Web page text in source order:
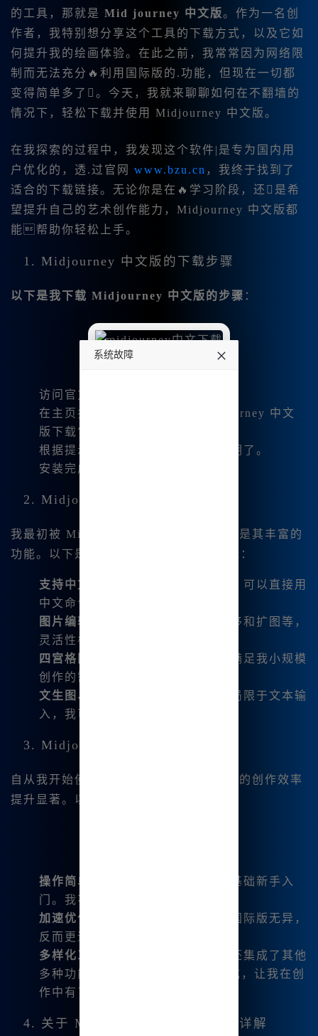
的工具，那就是 Mid journey 中文版。作为一名创
作者，我特别想分享这个工具的下载方式，以及它如
何提升我的绘画体验。在此之前，我常常因为网络限
制而无法充分🔥利用国际版的.功能，但现在一切都
变得简单多了。今天，我就来聊聊如何在不翻墙的
情况下，轻松下载并使用 Midjourney 中文版。
在我探索的过程中，我发现这个软件|是专为国内用
户优化的，透.过官网 www.bzu.cn ，我终于找到了
适合的下载链接。无论你是在🔥学习阶段，还是希
望提升自己的艺术创作能力，Midjourney 中文版都
能帮助你轻松上手。
1. Midjourney 中文版的下载步骤
以下是我下载 Midjourney 中文版的步骤 ：
访问官方网站：
在主页找到下载区域，点击“Midjourney 中文
版下载”按钮。
根据提示完成安装，整个过程简洁明了。
安装完成后，打开软件开始体验！
2. Midjourney 中文版的核心功能
我最初被 Midjourney 中文版吸引的地方是其丰富的
功能。以下是我所体验到的一些关键功能：
支持中文输入
：无须担心语言障碍，可以直接用
中文命令进行绘画。
图片编辑功能强大
：支持微调、平移和扩图等，
灵活性极高。
四宫格图片一键下载
：方便快捷，满足我小规模
创作的需求。
文生图、图生图等多种功能
：不再局限于文本输
入，我可以进行更自由的创作。
3. Midjourney 中文版的用户体验
自从我开始使用 Midjourney 中文版，我的创作效率
提升显著。以下是我对其体验的总结：
操作简单
：软件界面友好，适合零基础新手入
门。我不再需要担心复杂的命令。
加速优化
：使用体验流畅，感觉与国际版无异，
反而更适合国内用户。
多样化工具
：除了基础绘图，软件还集成了其他
多种功能，比如 AI 对话和音乐生成，让我在创
作中有了无数灵感。
4. 关于 Midjourney 中文版的功能详解
系统故障